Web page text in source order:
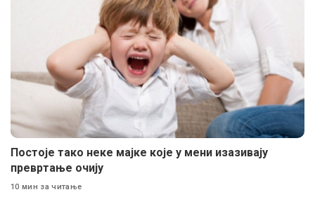
Постоје тако неке мајке које у мени изазивају
превртање очију
10 мин за читање